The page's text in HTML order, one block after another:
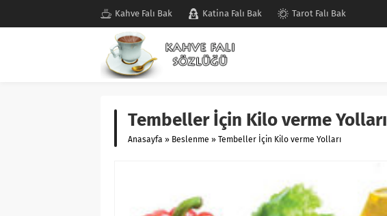
Kahve Falı Bak Katina Falı Bak Tarot Falı Bak
Tembeller İçin Kilo verme Yolları
Anasayfa » Beslenme » Tembeller İçin Kilo verme Yolları